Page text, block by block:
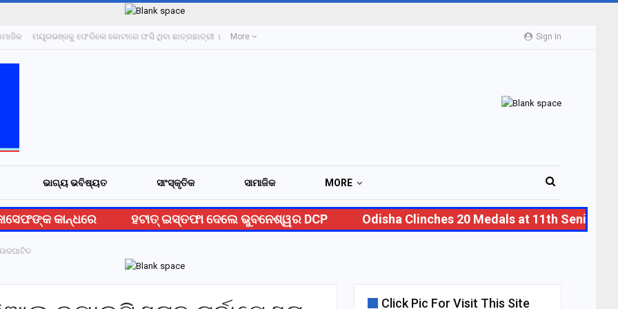
Sign In
ମୟୂରଭଞ୍ଜକୁ ଫେରିଲେ କୋଟାରେ ଫସି ଥିବା ଛାତ୍ରଛାତ୍ରୀ । More
ଭାଗ୍ୟ ଭବିଷ୍ୟତ ସାଂସ୍କୃତିକ ସାମାଜିକ MORE
କାନ୍ଧରେ ହଟାତ୍ ଇସ୍ତଫା ଦେଲେ ଭୁବନେଶ୍ୱର DCP Odisha Clinches 20 Medals at 11th Senior
Click Pic For Visit This Site